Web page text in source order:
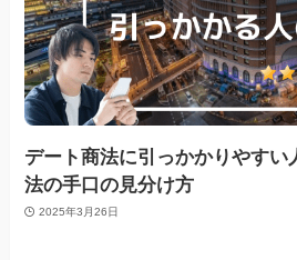
デート商法に引っかかりやすい
法の手口の見分け方
2025年3月26日